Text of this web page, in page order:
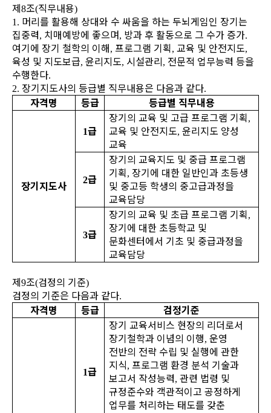
제8조(직무내용)
1. 머리를 활용해 상대와 수 싸움을 하는 두뇌게임인 장기는
집중력, 치매예방에 좋으며, 방과 후 활동으로 그 수가 증가.
여기에 장기 철학의 이해, 프로그램 기획, 교육 및 안전지도,
육성 및 지도보급, 윤리지도, 시설관리, 전문적 업무능력 등을
수행한다.
2. 장기지도사의 등급별 직무내용은 다음과 같다.
자격명 등급 등급별 직무내용
장기지도사
1급
장기의 교육 및 고급 프로그램 기획,
교육 및 안전지도, 윤리지도 양성
교육
2급
장기의 교육지도 및 중급 프로그램
기획, 장기에 대한 일반인과 초등생
및 중고등 학생의 중고급과정을
교육담당
3급
장기의 교육 및 초급 프로그램 기획,
장기에 대한 초등학교 및
문화센터에서 기초 및 중급과정을
교육담당
제9조(검정의 기준)
검정의 기준은 다음과 같다.
자격명 등급 검정기준
1급
장기 교육서비스 현장의 리더로서
장기철학과 이념의 이행, 운영
전반의 전략 수립 및 실행에 관한
지식, 프로그램 환경 분석 기술과
보고서 작성능력, 관련 법령 및
규정준수와 객관적이고 공정하게
업무를 처리하는 태도를 갖춘